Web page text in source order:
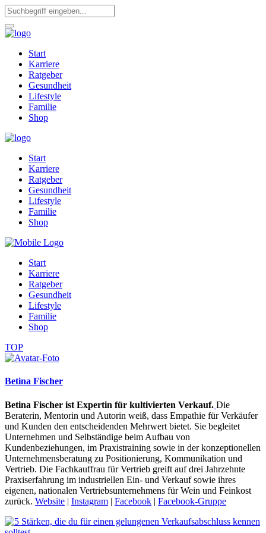
Start
Karriere
Ratgeber
Gesundheit
Lifestyle
Familie
Shop
Start
Karriere
Ratgeber
Gesundheit
Lifestyle
Familie
Shop
Start
Karriere
Ratgeber
Gesundheit
Lifestyle
Familie
Shop
TOP
Betina Fischer
Betina Fischer ist Expertin für kultivierten Verkauf. Die
Beraterin, Mentorin und Autorin weiß, dass Empathie für Verkäufer
und Kunden den entscheidenden Mehrwert bietet. Sie begleitet
Unternehmen und Selbständige beim Aufbau von
Kundenbeziehungen, im Praxistraining sowie in der konzeptionellen
Unternehmensberatung zu Positionierung, Kommunikation und
Vertrieb. Die Fachkauffrau für Vertrieb greift auf drei Jahrzehnte
Praxiserfahrung im industriellen Ein- und Verkauf sowie ihres
eigenen, nationalen Vertriebsunternehmens für Wein und Feinkost
zurück. Website | Instagram | Facebook | Facebook-Gruppe